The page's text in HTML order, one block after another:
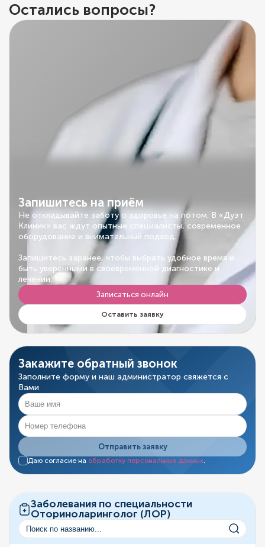
Остались вопросы?
Запишитесь на приём
Не откладывайте заботу о здоровье на потом. В «Дуэт
Клиник» вас ждут опытные специалисты, современное
оборудование и внимательный подход.
Запишитесь заранее, чтобы выбрать удобное время и
быть уверенными в своевременной диагностике и
лечении.
Записаться онлайн
Оставить заявку
Закажите обратный звонок
Заполните форму и наш администратор свяжется с
Вами
Отправить заявку
Даю согласие на обработку персональных данных.
Заболевания по специальности
Оториноларинголог (ЛОР)